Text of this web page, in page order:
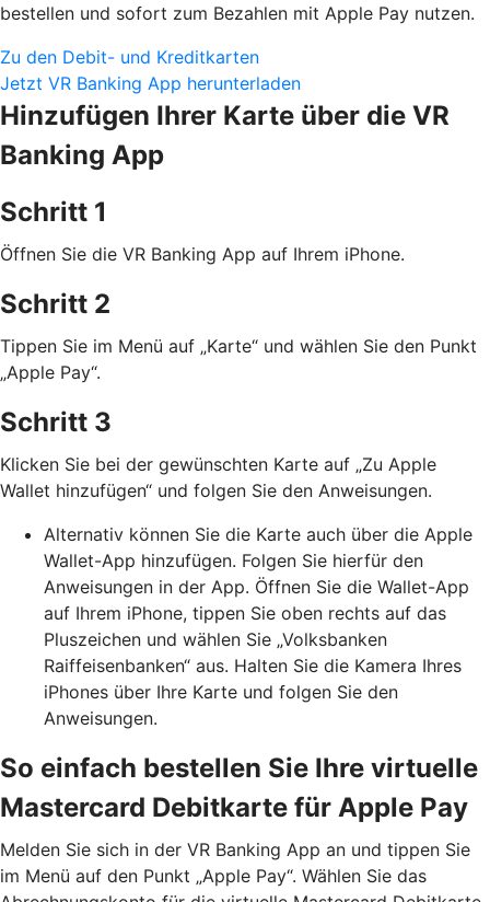
bestellen und sofort zum Bezahlen mit Apple Pay nutzen.
Zu den Debit- und Kreditkarten
Jetzt VR Banking App herunterladen
Hinzufügen Ihrer Karte über die VR
Banking App
Schritt 1
Öffnen Sie die VR Banking App auf Ihrem iPhone.
Schritt 2
Tippen Sie im Menü auf „Karte“ und wählen Sie den Punkt
„Apple Pay“.
Schritt 3
Klicken Sie bei der gewünschten Karte auf „Zu Apple
Wallet hinzufügen“ und folgen Sie den Anweisungen.
Alternativ können Sie die Karte auch über die Apple
Wallet-App hinzufügen. Folgen Sie hierfür den
Anweisungen in der App. Öffnen Sie die Wallet-App
auf Ihrem iPhone, tippen Sie oben rechts auf das
Pluszeichen und wählen Sie „Volksbanken
Raiffeisenbanken“ aus. Halten Sie die Kamera Ihres
iPhones über Ihre Karte und folgen Sie den
Anweisungen.
So einfach bestellen Sie Ihre virtuelle
Mastercard Debitkarte für Apple Pay
Melden Sie sich in der VR Banking App an und tippen Sie
im Menü auf den Punkt „Apple Pay“. Wählen Sie das